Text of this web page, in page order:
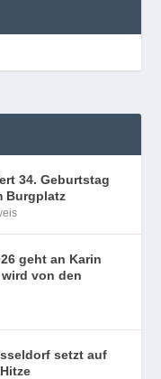
34. Geburtstag
Burgplatz
geht an Karin
von den
setzt auf